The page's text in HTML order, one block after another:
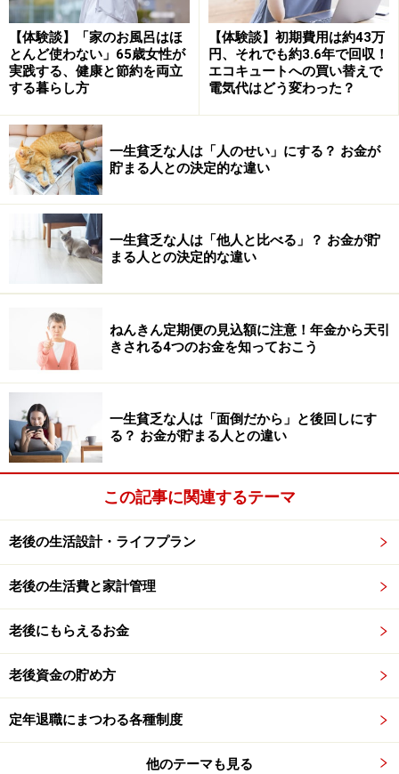
「嫌いなこと」を明確にするための3つのス
テップ
ここでは、自分の嫌いを探すための3つのステップを説
明します。
●ステップ1：「嫌だと感じたこと」を全て書き出す
まず一日の中で、「今日、嫌だと感じたこと」を思い出
してください。
朝起きること、人付き合い、細かい作業、待ち合わせを
すること、誰かの顔色をうかがうこと、遠出すること、
同じ時間に同じ場所に行くこと、意思決定を迫られるこ
と、電話対応、騒がしい環境、急なスケジュール変更な
ど。大小問わず、思いつくままに挙げていきます。
このプロセス自体が、自分が何に疲れているのかを客観
的に知る第一歩になります。
●ステップ2：「嫌いなこと」を3つのカテゴリに分類す
る
次に、書き出した項目を「人間関係」「環境」「役割」
の3つに分類してみましょう。
人間関係が嫌いなのか、それとも特定の環境や役割が嫌
いなのか。例えば、「待ち合わせが嫌」なら環境的な問
題かもしれません。「細かい作業」なら役割の問題で
いでしょう。
このように具体的に分類することで、自分が本当に避け
るべきことが明確に見えてきます。
【体験談】「家のお風呂はほ
とんど使わない」65歳女性が
実践する、健康と節約を両立
する暮らし方
【体験談】初期費用は約43万
円、それでも約3.6年で回収！
エコキュートへの買い替えで
電気代はどう変わった？
一生貧乏な人は「人のせい」にする？ お金が
貯まる人との決定的な違い
一生貧乏な人は「他人と比べる」？ お金が貯
まる人との決定的な違い
ねんきん定期便の見込額に注意！年金から天引
きされる4つのお金を知っておこう
一生貧乏な人は「面倒だから」と後回しにす
る？ お金が貯まる人との違い
この記事に関連するテーマ
老後の生活設計・ライフプラン
老後の生活費と家計管理
老後にもらえるお金
老後資金の貯め方
定年退職にまつわる各種制度
他のテーマも見る